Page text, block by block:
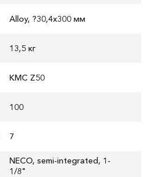
Alloy, ?30,4x300 мм
13,5 кг
KMC Z50
100
7
NECO, semi-integrated, 1-
1/8"